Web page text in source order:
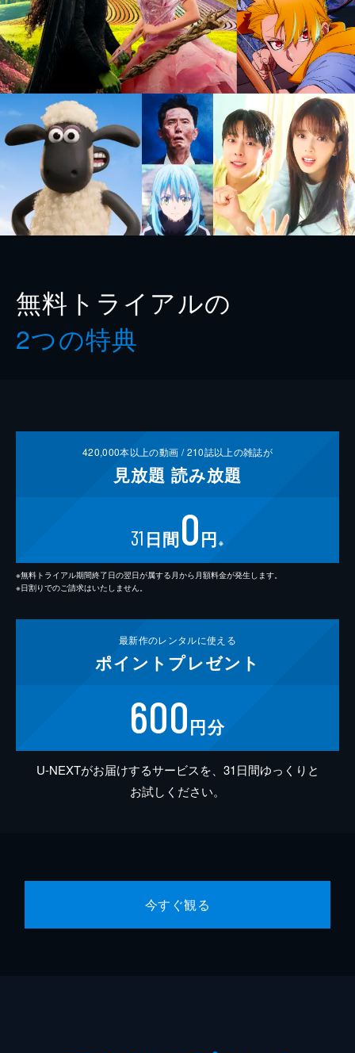
無料トライアルの
2つの特典
420,000本以上の動画 /210誌以上の雑誌が
見放題 読み放題
31 日間0円 ※
※無料トライアル期間終了日の翌日が属する月から月額料金が発生します。
※日割りでのご請求はいたしません。
最新作のレンタルに使える
ポイント プレゼント
600円分
U-NEXTがお届けするサービスを、31日間ゆっくりと
お試しください。
今すぐ観る